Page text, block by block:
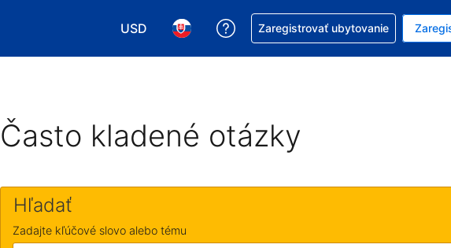
USD
Vybrať menu. Momentálne máte zvolenú menu
Vybrať jazyk. Momentálne máte zvolený
Získajte pomoc s rezerváciou
Zaregistrovať ubytovanie
Často kladené otázky
Hľadať
Zadajte kľúčové slovo alebo tému